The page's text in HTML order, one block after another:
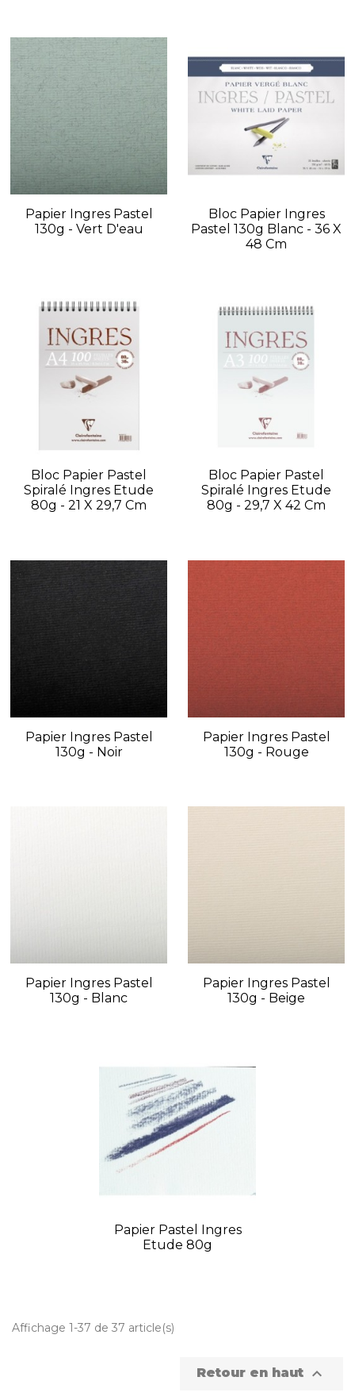
Papier Ingres Pastel
130g - Vert D'eau
Bloc Papier Ingres
Pastel 130g Blanc - 36 X
48 Cm
Bloc Papier Pastel
Spiralé Ingres Etude
80g - 21 X 29,7 Cm
Bloc Papier Pastel
Spiralé Ingres Etude
80g - 29,7 X 42 Cm
Papier Ingres Pastel
130g - Noir
Papier Ingres Pastel
130g - Rouge
Papier Ingres Pastel
130g - Blanc
Papier Ingres Pastel
130g - Beige
Papier Pastel Ingres
Etude 80g
Affichage 1-37 de 37 article(s)
Retour en haut 